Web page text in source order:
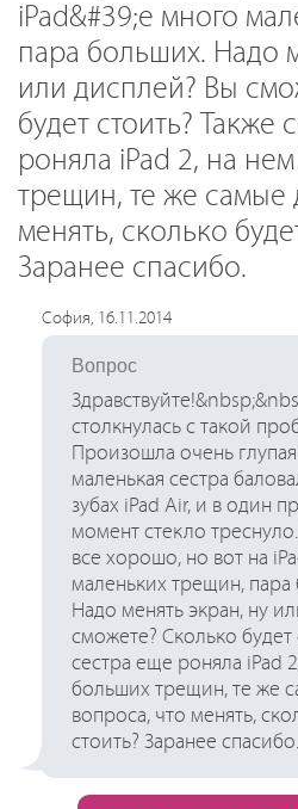
iPad&#39;е много
пара больших. Надо
или дисплей? Вы
будет стоить? Также
роняла iPad 2, на
трещин, те же самые
менять, сколько
Заранее спасибо.
София, 16.11.2014
Вопрос
столкнулась с такой
Произошла очень
маленькая сестра
зубах iPad Air, и в один
момент стекло
все хорошо, но вот на
маленьких трещин, пара
Надо менять экран, ну
сможете? Сколько будет
сестра еще роняла iPad
больших трещин, те же
вопроса, что менять,
стоить? Заранее спасибо.